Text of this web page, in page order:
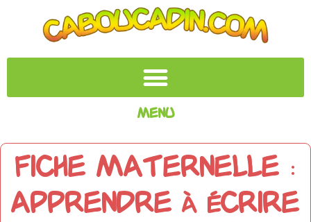
Menu
Fiche maternelle :
Apprendre à écrire